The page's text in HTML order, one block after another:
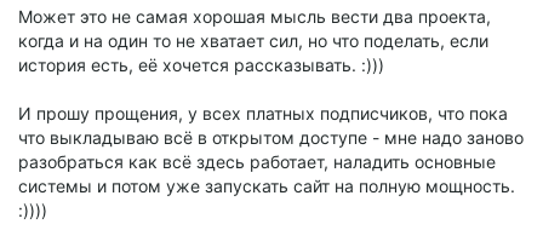
Может это не самая хорошая мысль вести два проекта,
когда и на один то не хватает сил, но что поделать, если
история есть, её хочется рассказывать. :)))
И прошу прощения, у всех платных подписчиков, что пока
что выкладываю всё в открытом доступе - мне надо заново
разобраться как всё здесь работает, наладить основные
системы и потом уже запускать сайт на полную мощность.
:))))